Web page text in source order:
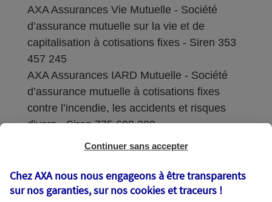
AXA Assurances Vie Mutuelle - Société
d’assurance mutuelle sur la vie et de
capitalisation à cotisations fixes - Siren 353
457 245
AXA Assurances IARD Mutuelle - Société
d’assurance mutuelle à cotisations fixes
contre l’incendie, les accidents et risques
divers - Siren 775 699 309
Sièges sociaux : 313 Terrasses de l’Arche –
Coordonnées de l'Autorité de contrôle
Continuer sans accepter
Chez AXA nous nous engageons à être transparents
sur nos garanties, sur noscookies et traceurs !